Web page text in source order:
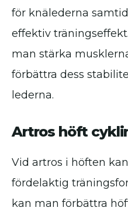
för knälederna
effektiv
man stärka
förbättra dess
lederna.
Artros höft
Vid artros i höften
fördelaktig
kan man förbättra